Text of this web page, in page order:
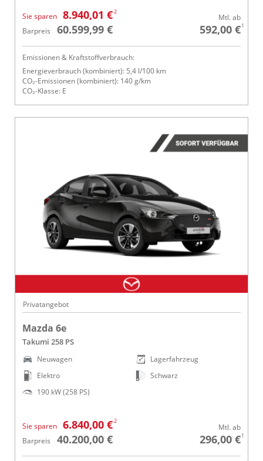
Sie sparen 8.940,01 €2
Barpreis 60.599,99 €
Mtl. ab
592,00 €1
Emissionen & Kraftstoffverbrauch:
Energieverbrauch (kombiniert): 5,4 l/100 km
CO₂-Emissionen (kombiniert): 140 g/km
CO₂-Klasse: E
Privatangebot
Mazda 6e
Takumi 258 PS
Neuwagen
Elektro
190 kW (258 PS)
Lagerfahrzeug
Schwarz
Sie sparen 6.840,00 €2
Barpreis 40.200,00 €
Mtl. ab
296,00 €1